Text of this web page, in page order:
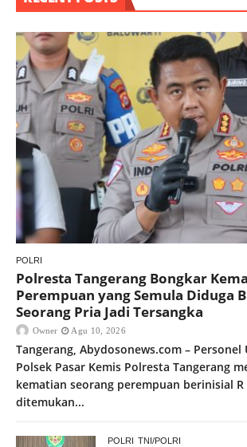
POLRI
Polresta Tangerang Bongkar
Perempuan yang Semula Diduga
Seorang Pria Jadi Tersangka
Owner Agu 10, 2026
Tangerang, Abydosonews.com – Personel
Polsek Pasar Kemis Polresta Tangerang
kematian seorang perempuan berinisial R
ditemukan...
POLRI TNI/POLRI